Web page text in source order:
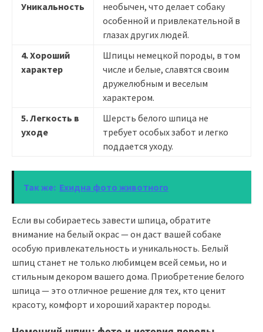
Уникальность
необычен, что делает собаку
особенной и привлекательной в
глазах других людей.
4. Хороший
характер
Шпицы немецкой породы, в том
числе и белые, славятся своим
дружелюбным и веселым
характером.
5. Легкость в
уходе
Шерсть белого шпица не
требует особых забот и легко
поддается уходу.
Так же: Ехидна фото животного
Если вы собираетесь завести шпица, обратите
внимание на белый окрас — он даст вашей собаке
особую привлекательность и уникальность. Белый
шпиц станет не только любимцем всей семьи, но и
стильным декором вашего дома. Приобретение белого
шпица — это отличное решение для тех, кто ценит
красоту, комфорт и хороший характер породы.